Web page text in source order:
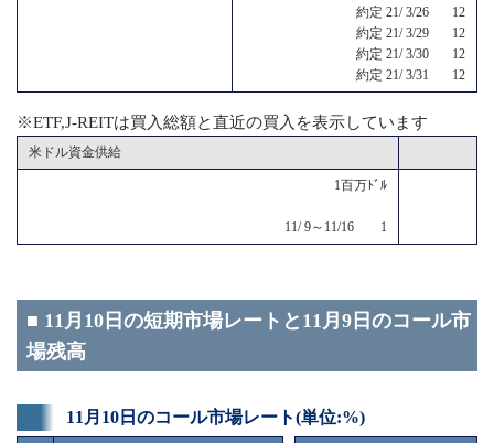
約定 21/ 3/26 12
約定 21/ 3/29 12
約定 21/ 3/30 12
約定 21/ 3/31 12
※ETF,J-REITは買入総額と直近の買入を表示しています
米ドル資金供給
1百万ﾄﾞﾙ
11/ 9～11/16 1
■ 11月10日の短期市場レートと11月9日のコール市
場残高
11月10日のコール市場レート(単位:%)